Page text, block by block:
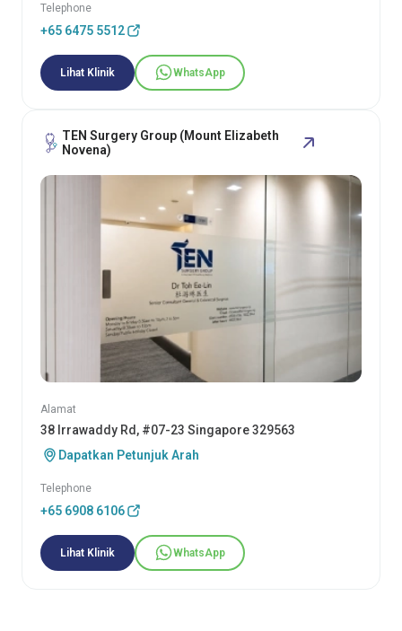
Telephone
+65 6475 5512
Lihat Klinik WhatsApp
TEN Surgery Group (Mount Elizabeth
Novena)
Alamat
38 Irrawaddy Rd, #07-23 Singapore 329563
Dapatkan Petunjuk Arah
Telephone
+65 6908 6106
Lihat Klinik WhatsApp